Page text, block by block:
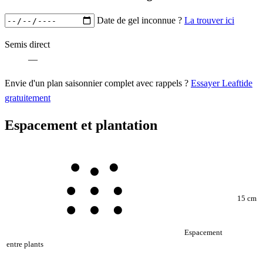
Date de gel inconnue ? La trouver ici
Semis direct
—
Envie d'un plan saisonnier complet avec rappels ? Essayer Leaftide
gratuitement
Espacement et plantation
Espacement
entre plants
15 cm